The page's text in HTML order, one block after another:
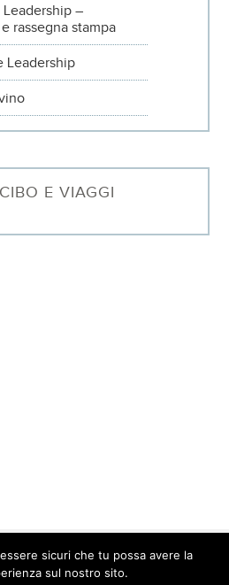
–
rassegna stampa
Leadership
E VIAGGI
01577640095 ·Contatti·Privacy
Policy
sicuri che tu possa avere la
sul nostro sito.